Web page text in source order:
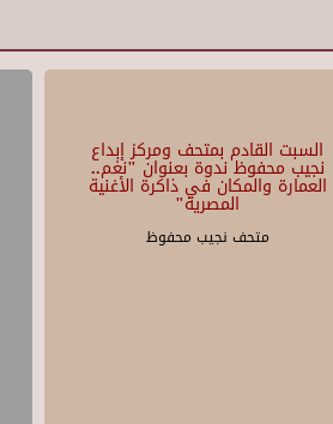
السبت القادم بمتحف ومركز إبداع
نجيب محفوظ ندوة بعنوان "نغم..
العمارة والمكان في ذاكرة الأغنية
المصرية"
متحف نجيب محفوظ